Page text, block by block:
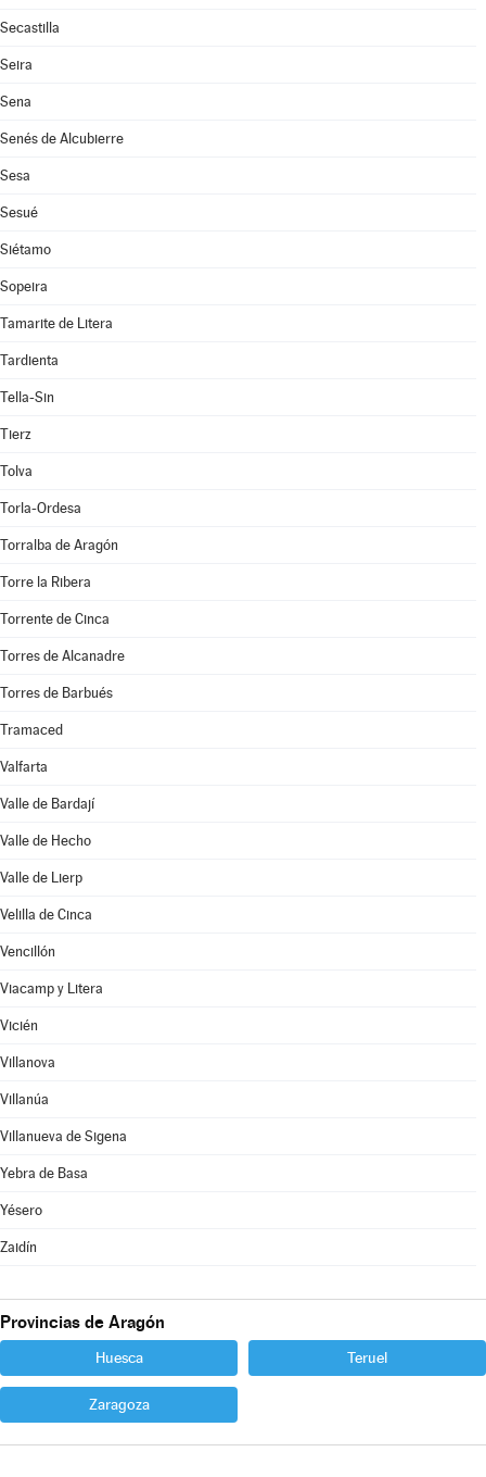
Secastilla
Seira
Sena
Senés de Alcubierre
Sesa
Sesué
Siétamo
Sopeira
Tamarite de Litera
Tardienta
Tella-Sin
Tierz
Tolva
Torla-Ordesa
Torralba de Aragón
Torre la Ribera
Torrente de Cinca
Torres de Alcanadre
Torres de Barbués
Tramaced
Valfarta
Valle de Bardají
Valle de Hecho
Valle de Lierp
Velilla de Cinca
Vencillón
Viacamp y Litera
Vicién
Villanova
Villanúa
Villanueva de Sigena
Yebra de Basa
Yésero
Zaidín
Provincias de Aragón
Huesca Teruel
Zaragoza